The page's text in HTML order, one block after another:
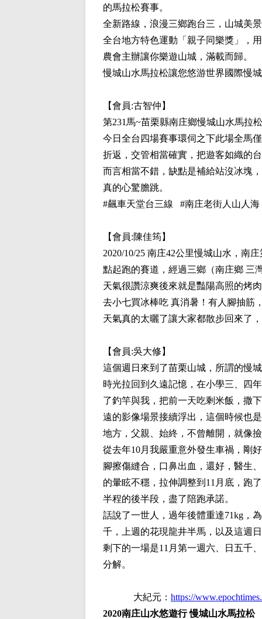
的馬拉松賽事。
全新路線，浪漫三鄉跑台三，山城美
全台地方特色運動「親子同樂獎」，
農會主辦讓你樂遊山城，滿載而歸。
慢城山水馬拉松讓您悠游世界國際慢城
【會員:古智仲 】
第231馬~苗栗縣南庄鄉慢城山水馬拉
今日全台四場賽事環伺之下此場全馬
折返，交管相當確實，把遊客如織的
而言相當不錯，缺點是補給站沒冰塊
真的心驚膽跳。
#飆車天堂台三線 #南庄老街人山人海
【會員:陳佳筠】
2020/10/25 南庄42公里慢城山水，南
點起跑的賽道，經過三鄉（南庄鄉 三
天氣很讚涼爽後來就是豔陽高照的烤
去小七買冰棒吃 真消暑！有人腳抽筋
天氣真的太曬了讓大家都散步回來了
【會員:吳大修 】
這個週日來到了苗栗山城，所謂的慢
時光拉回到久遠記憶，在小學三、四
了釣竿與我，把前一天吃剩米飯，撒
遠的影像場景接續浮出，這個時候也
地方，父親、始終，不曾離開，就像
從去年10月我嚴重意外發生車禍，剛
腳擦傷縫合，口鼻出血，還好，醫生
的暈眩不穩，拉伸調整到11月底，跑
半程的後半段，盡了陪跑承諾。
話說了一世人，過年後體重達71kg，
千，上週的花現龍井半馬，以及這週
剩下的一場是11月第一週六、日五千
分解。
大紀元： https://
2020南庄山水悠遊行 慢城山水馬拉松